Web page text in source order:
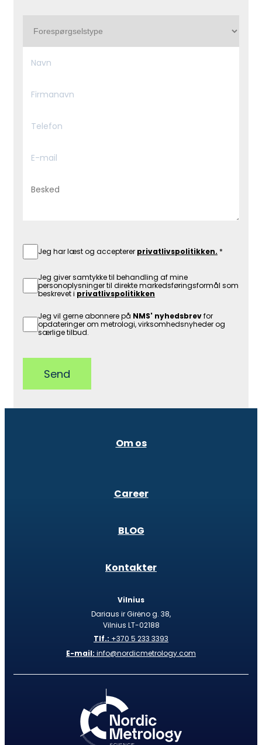
Jeg har læst og accepterer privatlivspolitikken.
Jeg giver samtykke til behandling af mine
personoplysninger til direkte markedsføringsformål som
beskrevet i privatlivspolitikken
Jeg vil gerne abonnere på NMS' nyhedsbrevfor
opdateringer om metrologi, virksomhedsnyheder og
særlige tilbud.
Send
Om os
Career
BLOG
Kontakter
Vilnius
Dariaus ir Girėno g. 38,
Vilnius LT-02188
Tlf.: +370 5 233 3393
E-mail: info@nordicmetrology.com